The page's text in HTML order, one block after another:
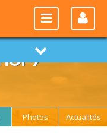
/
Photos Actualités